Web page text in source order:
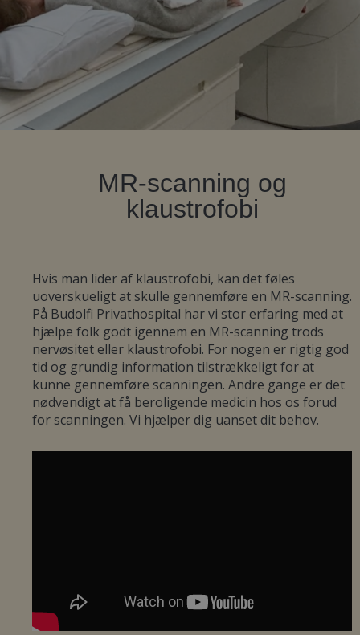
MR-scanning og
klaustrofobi
Hvis man lider af klaustrofobi, kan det føles
uoverskueligt at skulle gennemføre en MR-scanning.
På Budolfi Privathospital har vi stor erfaring med at
hjælpe folk godt igennem en MR-scanning trods
nervøsitet eller klaustrofobi. For nogen er rigtig god
tid og grundig information tilstrækkeligt for at
kunne gennemføre scanningen. Andre gange er det
nødvendigt at få beroligende medicin hos os forud
for scanningen. Vi hjælper dig uanset dit behov.